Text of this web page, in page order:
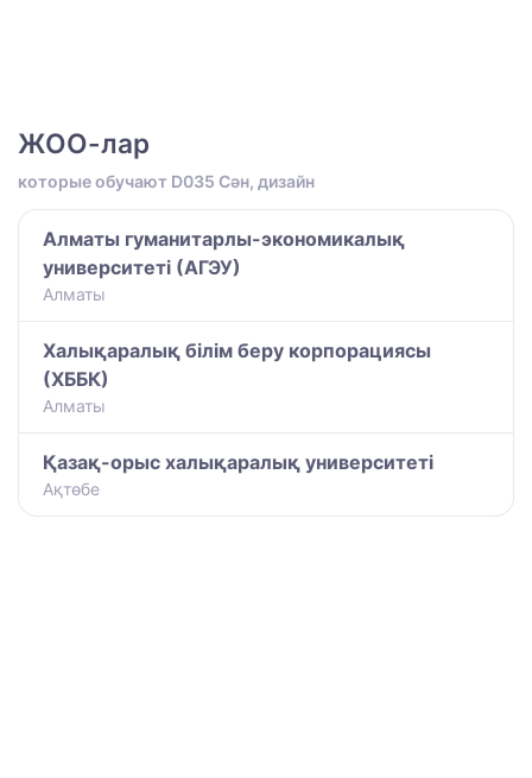
ЖОО-лар
которые обучают D035 Сән, дизайн
Алматы гуманитарлы-экономикалық
университеті (АГЭУ)
Алматы
Халықаралық білім беру корпорациясы
(ХББК)
Алматы
Қазақ-орыс халықаралық университеті
Ақтөбе